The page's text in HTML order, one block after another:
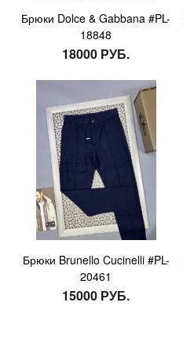
Брюки Dolce & Gabbana #PL-
18848
18000 РУБ.
Брюки Brunello Cucinelli #PL-
20461
15000 РУБ.